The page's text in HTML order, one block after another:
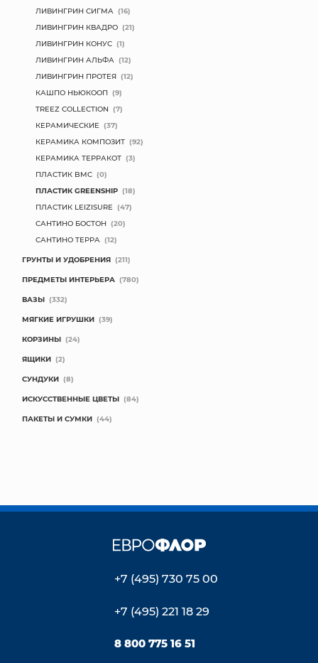
ЛИВИНГРИН СИГМА (16)
ЛИВИНГРИН КВАДРО (21)
ЛИВИНГРИН КОНУС (1)
ЛИВИНГРИН АЛЬФА (12)
ЛИВИНГРИН ПРОТЕЯ (12)
КАШПО НЬЮКООП (9)
TREEZ COLLECTION (7)
КЕРАМИЧЕСКИЕ (37)
КЕРАМИКА КОМПОЗИТ (92)
КЕРАМИКА ТЕРРАКОТ (3)
ПЛАСТИК BMC (0)
ПЛАСТИК GREENSHIP (18)
ПЛАСТИК LEIZISURE (47)
САНТИНО БОСТОН (20)
САНТИНО ТЕРРА (12)
ГРУНТЫ И УДОБРЕНИЯ (211)
ПРЕДМЕТЫ ИНТЕРЬЕРА (780)
ВАЗЫ (332)
МЯГКИЕ ИГРУШКИ (39)
КОРЗИНЫ (24)
ЯЩИКИ (2)
СУНДУКИ (8)
ИСКУССТВЕННЫЕ ЦВЕТЫ (84)
ПАКЕТЫ И СУМКИ (44)
+7 (495) 730 75 00
+7 (495) 221 18 29
8 800 775 16 51